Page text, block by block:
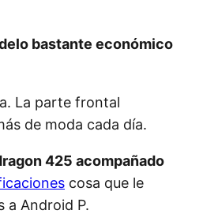
bastante económico
La parte frontal
de moda cada día.
425 acompañado
cosa que le
a Android P.